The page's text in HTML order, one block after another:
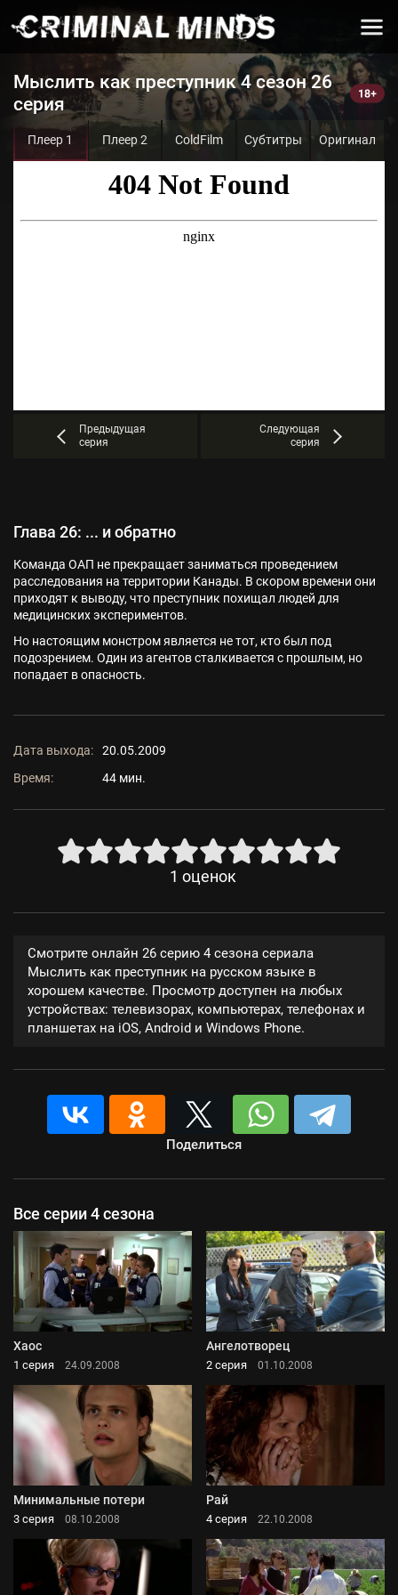
Мыслить как преступник 4 сезон 26
серия
Плеер 1 Плеер 2 ColdFilm Субтитры Оригинал
Предыдущая
серия
Следующая
серия
Глава 26: ... и обратно
Команда ОАП не прекращает заниматься проведением
расследования на территории Канады. В скором времени они
приходят к выводу, что преступник похищал людей для
медицинских экспериментов.
Но настоящим монстром является не тот, кто был под
подозрением. Один из агентов сталкивается с прошлым, но
попадает в опасность.
Дата выхода:
20.05.2009
Время:
44 мин.
1 оценок
Смотрите онлайн 26 серию 4 сезона сериала
Мыслить как преступник на русском языке в
хорошем качестве. Просмотр доступен на любых
устройствах: телевизорах, компьютерах, телефонах и
планшетах на iOS, Android и Windows Phone.
Поделиться
Все серии 4 сезона
Хаос
1 серия 24.09.2008
Ангелотворец
2 серия 01.10.2008
Минимальные потери
3 серия 08.10.2008
Рай
4 серия 22.10.2008